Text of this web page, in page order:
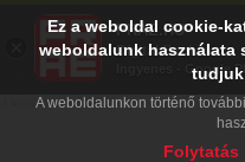
Ez a weboldal cookie-
weboldalunk használata
A weboldalunkon történő
Folytatás
PRAE.HU
Digital Evolution
Ingyenes - Google